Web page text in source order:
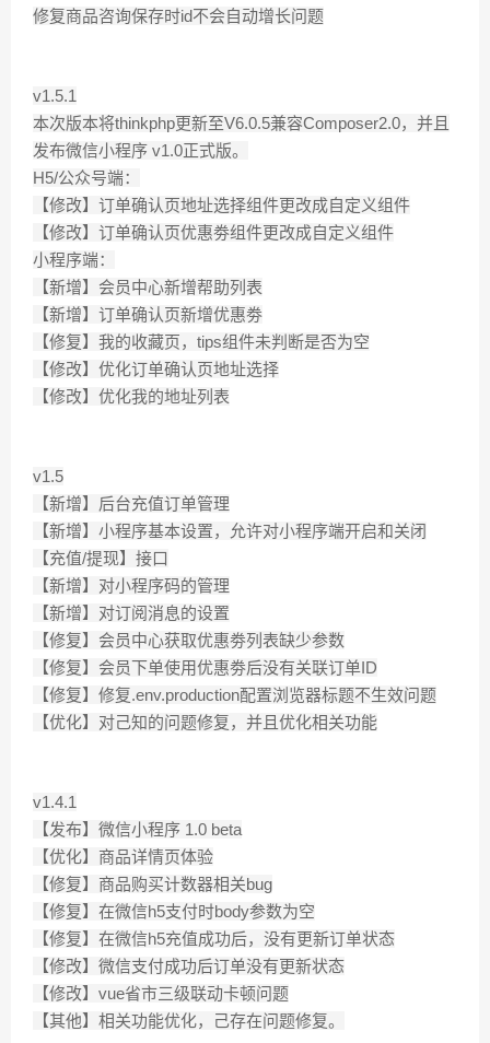
修复商品咨询保存时id不会自动增长问题
v1.5.1
本次版本将thinkphp更新至V6.0.5兼容Composer2.0，并且
发布微信小程序 v1.0正式版。
H5/公众号端：
【修改】订单确认页地址选择组件更改成自定义组件
【修改】订单确认页优惠劵组件更改成自定义组件
小程序端：
【新增】会员中心新增帮助列表
【新增】订单确认页新增优惠劵
【修复】我的收藏页，tips组件未判断是否为空
【修改】优化订单确认页地址选择
【修改】优化我的地址列表
v1.5
【新增】后台充值订单管理
【新增】小程序基本设置，允许对小程序端开启和关闭
【充值/提现】接口
【新增】对小程序码的管理
【新增】对订阅消息的设置
【修复】会员中心获取优惠劵列表缺少参数
【修复】会员下单使用优惠劵后没有关联订单ID
【修复】修复.env.production配置浏览器标题不生效问题
【优化】对己知的问题修复，并且优化相关功能
v1.4.1
【发布】微信小程序 1.0 beta
【优化】商品详情页体验
【修复】商品购买计数器相关bug
【修复】在微信h5支付时body参数为空
【修复】在微信h5充值成功后，没有更新订单状态
【修改】微信支付成功后订单没有更新状态
【修改】vue省市三级联动卡顿问题
【其他】相关功能优化，己存在问题修复。